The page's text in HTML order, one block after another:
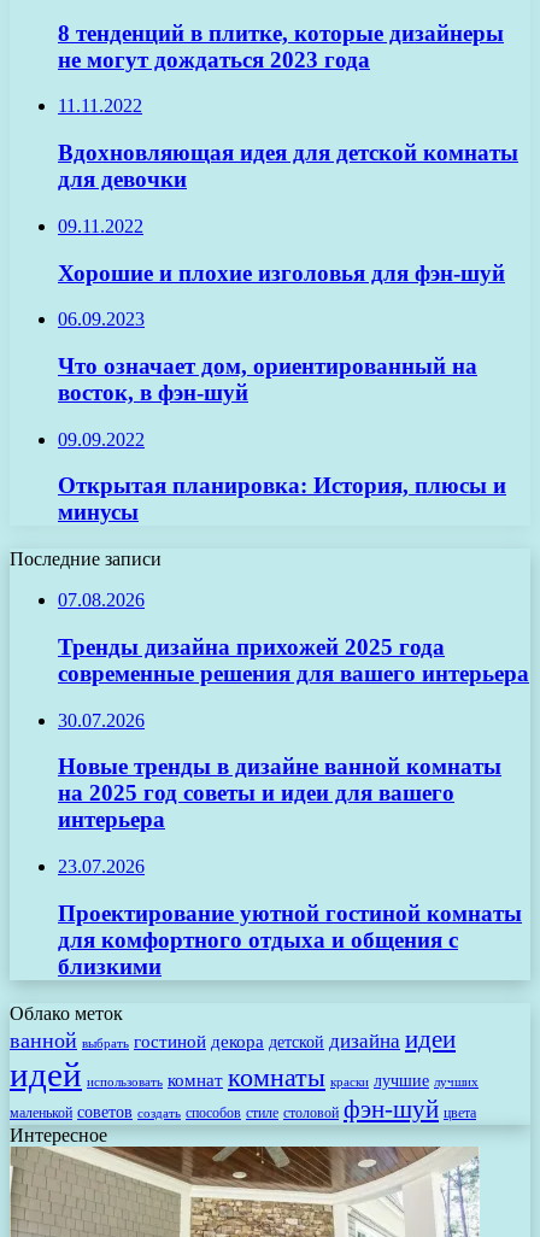
8 тенденций в плитке, которые дизайнеры
не могут дождаться 2023 года
11.11.2022
Вдохновляющая идея для детской комнаты
для девочки
09.11.2022
Хорошие и плохие изголовья для фэн-шуй
06.09.2023
Что означает дом, ориентированный на
восток, в фэн-шуй
09.09.2022
Открытая планировка: История, плюсы и
минусы
Последние записи
07.08.2026
Тренды дизайна прихожей 2025 года
современные решения для вашего интерьера
30.07.2026
Новые тренды в дизайне ванной комнаты
на 2025 год советы и идеи для вашего
интерьера
23.07.2026
Проектирование уютной гостиной комнаты
для комфортного отдыха и общения с
близкими
Облако меток
ванной выбрать гостиной декора детской дизайна идеи
идей использовать комнат комнаты краски лучшие лучших
маленькой советов создать способов стиле столовой фэн-шуй цвета
Интересное